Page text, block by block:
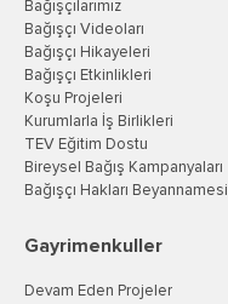
Bağışçılarımız
Bağışçı Videoları
Bağışçı Hikayeleri
Bağışçı Etkinlikleri
Koşu Projeleri
Kurumlarla İş Birlikleri
TEV Eğitim Dostu
Bireysel Bağış Kampanyaları
Bağışçı Hakları Beyannamesi
Gayrimenkuller
Devam Eden Projeler